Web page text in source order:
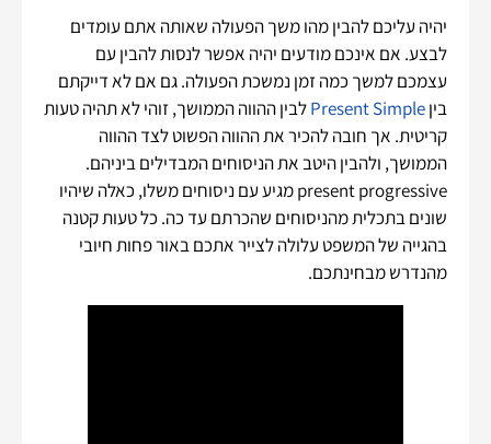
יהיה עליכם להבין מהו משך הפעולה שאותה אתם עומדים
לבצע. אם אינכם מודעים יהיה אפשר לנסות להבין עם
עצמכם למשך כמה זמן נמשכת הפעולה. גם אם לא דייקתם
ביןPresent Simpleלבין ההווה הממושך, זוהי לא תהיה טעות
קריטית. אך חובה להכיר את ההווה הפשוט לצד ההווה
הממושך, ולהבין היטב את הניסוחים המבדילים ביניהם.
present progressive מגיע עם ניסוחים משלו, כאלה שיהיו
שונים בתכלית מהניסוחים שהכרתם עד כה. כל טעות קטנה
בהגייה של המשפט עלולה לצייר אתכם באור פחות חיובי
מהנדרש מבחינתכם.